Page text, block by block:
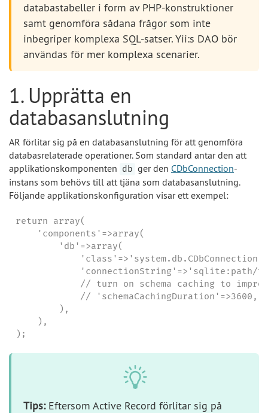
databastabeller i form av PHP-konstruktioner
samt genomföra sådana frågor som inte
inbegriper komplexa SQL-satser. Yii:s DAO bör
användas för mer komplexa scenarier.
1. Upprätta en
databasanslutning
AR förlitar sig på en databasanslutning för att genomföra
databasrelaterade operationer. Som standard antar den att
applikationskomponenten db ger den CDbConnection-
instans som behövs till att tjäna som databasanslutning.
Följande applikationskonfiguration visar ett exempel:
return array(
    'components'=>array(
        'db'=>array(
            'class'=>'system.db.CDbConnection',
'connectionString'=>'sqlite:path/
// turn on schema caching to
            // 'schemaCachingDuration'=>3600,
        ),
    ),
);
Tips:Eftersom Active Record förlitar sig på